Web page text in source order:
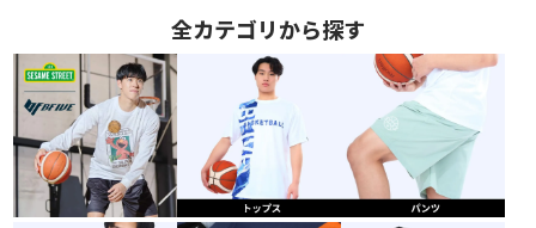
全カテゴリから探す